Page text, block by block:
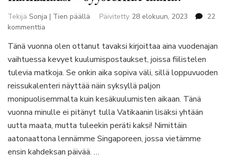
Tekijä Sonja | Tien päällä Päivitetty 28 elokuun, 2023
22
kommenttia
tuleekin
huikea
matkakausi
syysterkut
täältä!
Tänä vuonna olen ottanut tavaksi kirjoittaa aina vuodenajan
vaihtuessa kevyet kuulumispostaukset, joissa fiilistelen
tulevia matkoja. Se onkin aika sopiva väli, sillä loppuvuoden
reissukalenteri näyttää näin syksyllä paljon
monipuolisemmalta kuin kesäkuulumisten aikaan. Tänä
vuonna minulle ei pitänyt tulla Vatikaanin lisäksi yhtään
uutta maata, mutta tuleekin peräti kaksi! Nimittäin
aatonaattona lennämme Singaporeen, jossa vietämme
ensin kahdeksan päivää. …